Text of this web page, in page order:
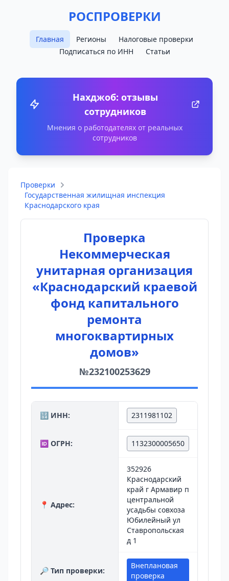
РОСПРОВЕРКИ
Главная Регионы
Налоговые проверки
Подписаться по ИНН
Статьи
Нахджоб: отзывы
сотрудников
Мнения о работодателях от реальных
сотрудников
Проверки
Государственная жилищная инспекция
Краснодарского края
Проверка
Некоммерческая
унитарная организация
«Краснодарский краевой
фонд капитального
ремонта
многоквартирных
домов»
№232100253629
🔢 ИНН: 2311981102
🆔 ОГРН: 1132300005650
📍 Адрес:
352926
Краснодарский
край г Армавир п
центральной
усадьбы совхоза
Юбилейный ул
Ставропольская
д 1
🔎 Тип проверки:
Внеплановая
проверка